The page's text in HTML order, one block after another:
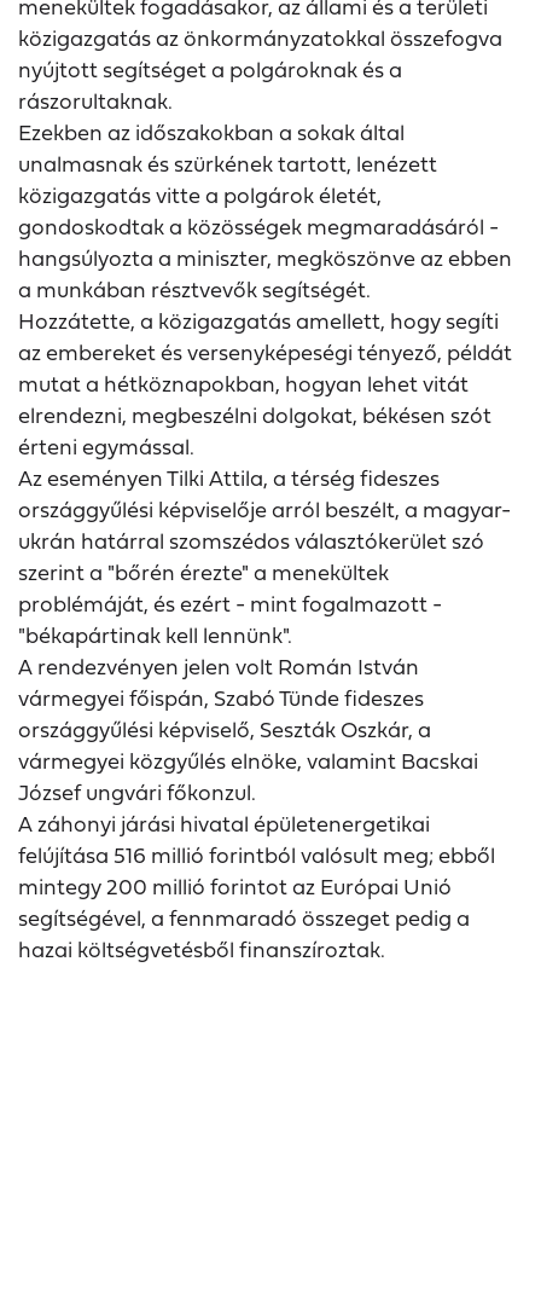
menekültek fogadásakor, az állami és a területi
közigazgatás az önkormányzatokkal összefogva
nyújtott segítséget a polgároknak és a
rászorultaknak.
Ezekben az időszakokban a sokak által
unalmasnak és szürkének tartott, lenézett
közigazgatás vitte a polgárok életét,
gondoskodtak a közösségek megmaradásáról -
hangsúlyozta a miniszter, megköszönve az ebben
a munkában résztvevők segítségét.
Hozzátette, a közigazgatás amellett, hogy segíti
az embereket és versenyképeségi tényező, példát
mutat a hétköznapokban, hogyan lehet vitát
elrendezni, megbeszélni dolgokat, békésen szót
érteni egymással.
Az eseményen Tilki Attila, a térség fideszes
országgyűlési képviselője arról beszélt, a magyar-
ukrán határral szomszédos választókerület szó
szerint a "bőrén érezte" a menekültek
problémáját, és ezért - mint fogalmazott -
"békapártinak kell lennünk".
A rendezvényen jelen volt Román István
vármegyei főispán, Szabó Tünde fideszes
országgyűlési képviselő, Seszták Oszkár, a
vármegyei közgyűlés elnöke, valamint Bacskai
József ungvári főkonzul.
A záhonyi járási hivatal épületenergetikai
felújítása 516 millió forintból valósult meg; ebből
mintegy 200 millió forintot az Európai Unió
segítségével, a fennmaradó összeget pedig a
hazai költségvetésből finanszíroztak.